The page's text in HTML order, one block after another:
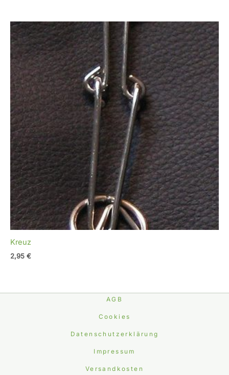
Kreuz
2,95 €
AGB
Cookies
Datenschutzerklärung
Impressum
Versandkosten